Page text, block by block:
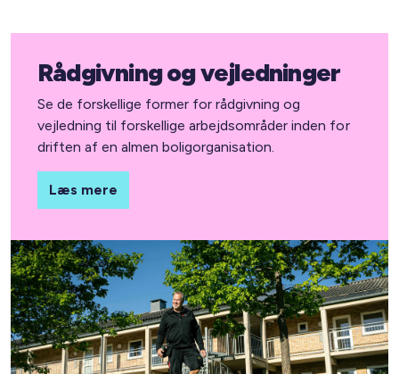
Rådgivning og vejledninger
Se de forskellige former for rådgivning og
vejledning til forskellige arbejdsområder inden for
driften af en almen boligorganisation.
Læs mere